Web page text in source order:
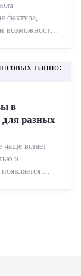
фактура,
возможность
в
разных
чаще встает
и
...